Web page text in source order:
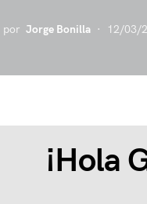
por Jorge Bonilla 12/03/
¡Hola